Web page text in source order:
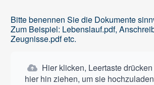
Bitte benennen Sie die Dokumente
Zum Beispiel: Lebenslauf.pdf,
Zeugnisse.pdf etc.
Hier klicken, Leertaste
hier hin ziehen, um sie